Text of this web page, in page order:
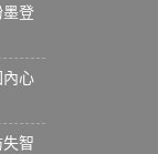
登
心
智